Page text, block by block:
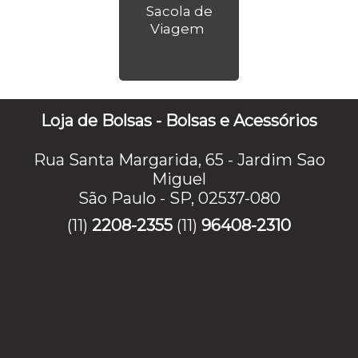
Sacola de
Viagem
Loja de Bolsas - Bolsas e Acessórios
Rua Santa Margarida, 65 - Jardim Sao
Miguel
São Paulo - SP, 02537-080
(11) 2208-2355 (11) 96408-2310